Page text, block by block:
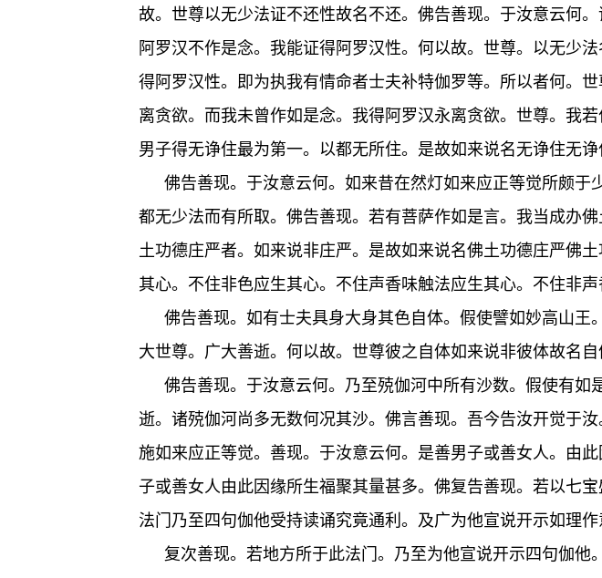
故。世尊以无少法证不还性故名不还。佛告善现。于汝意云何
阿罗汉不作是念。我能证得阿罗汉性。何以故。世尊。以无少
得阿罗汉性。即为执我有情命者士夫补特伽罗等。所以者何。
离贪欲。而我未曾作如是念。我得阿罗汉永离贪欲。世尊。我
男子得无诤住最为第一。以都无所住。是故如来说名无诤住无诤
佛告善现。于汝意云何。如来昔在然灯如来应正等觉所颇
都无少法而有所取。佛告善现。若有菩萨作如是言。我当成办
土功德庄严者。如来说非庄严。是故如来说名佛土功德庄严佛
其心。不住非色应生其心。不住声香味触法应生其心。不住非
佛告善现。如有士夫具身大身其色自体。假使譬如妙高山
大世尊。广大善逝。何以故。世尊彼之自体如来说非彼体故名自
佛告善现。于汝意云何。乃至殑伽河中所有沙数。假使有
逝。诸殑伽河尚多无数何况其沙。佛言善现。吾今告汝开觉于
施如来应正等觉。善现。于汝意云何。是善男子或善女人。由
子或善女人由此因缘所生福聚其量甚多。佛复告善现。若以七
法门乃至四句伽他受持读诵究竟通利。及广为他宣说开示如理
复次善现。若地方所于此法门。乃至为他宣说开示四句伽